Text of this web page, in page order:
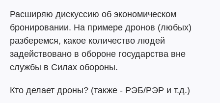
Расширяю дискуссию об экономическом
бронировании. На примере дронов (любых)
разберемся, какое количество людей
задействовано в обороне государства вне
службы в Силах обороны.
Кто делает дроны? (также - РЭБ/РЭР и т.д.)